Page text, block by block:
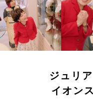
ジュリ
イオン